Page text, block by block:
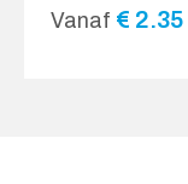
Vanaf € 2.35